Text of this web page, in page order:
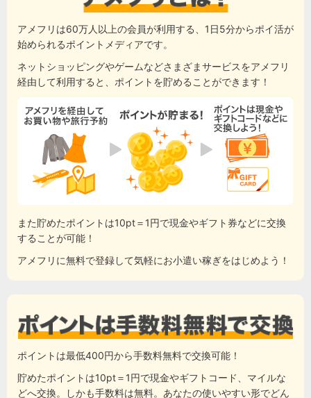
アメフリは60万人以上の会員が利用する、1日5分からポイ活が
始められるポイントメディアです。
ネットショッピングやゲームなどさまざまサービスをアメフリ
経由して利用すると、ポイントを貯めることができます！
また貯めたポイントは10pt＝1円で現金やギフト券などに交換
することが可能！
アメフリに無料で登録して気軽にお小遣い稼ぎをはじめよう！
ポイントは最低400円から手数料無料で交換可能！
貯めたポイントは10pt＝1円で現金やギフトコード、マイルな
どへ交換。しかも手数料は無料。あなたの使いやすい形でどん